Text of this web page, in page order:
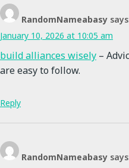
RandomNameabasy
January 10, 2026 at 10:05 am
build alliances wisely –
are easy to follow.
Reply
RandomNameabasy